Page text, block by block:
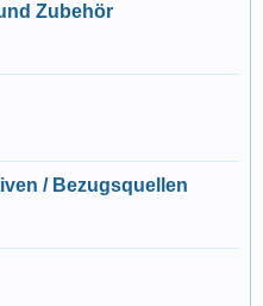
Zubehör
/ Bezugsquellen